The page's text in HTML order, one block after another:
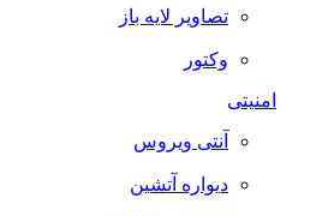
تصاویر لایه باز
وکتور
امنیتی
آنتی ویروس
دیواره آتشین